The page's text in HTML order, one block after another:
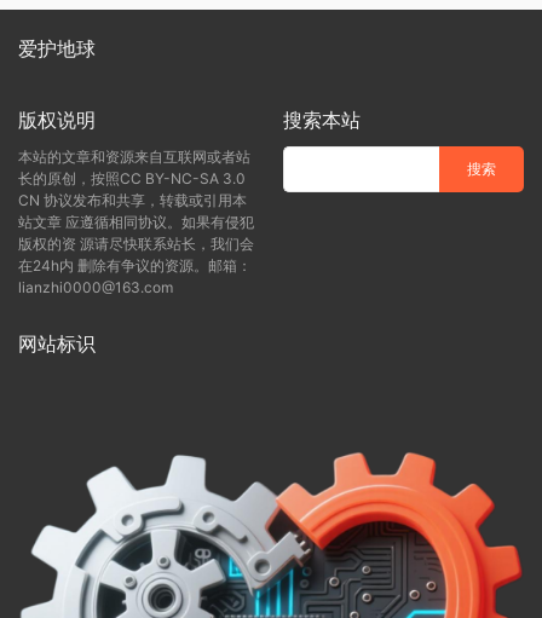
爱护地球
版权说明
本站的文章和资源来自互联网或者站
长的原创，按照CC BY-NC-SA 3.0
CN 协议发布和共享，转载或引用本
站文章 应遵循相同协议。如果有侵犯
版权的资 源请尽快联系站长，我们会
在24h内 删除有争议的资源。邮箱：
lianzhi0000@163.com
搜索本站
网站标识